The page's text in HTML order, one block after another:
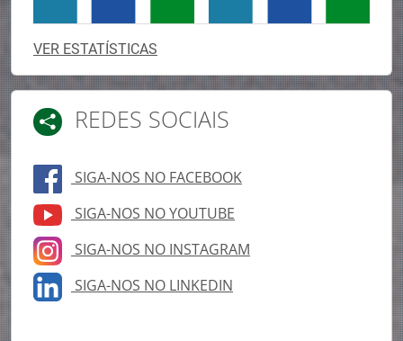
VER ESTATÍSTICAS
REDES SOCIAIS
SIGA-NOS NO FACEBOOK
SIGA-NOS NO YOUTUBE
SIGA-NOS NO INSTAGRAM
SIGA-NOS NO LINKEDIN